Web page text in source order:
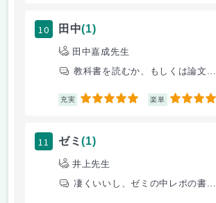
10 田中(1)
田中嘉成先生
教科書を読むか、もしくは論文...
充実 5 楽単 4
11 ゼミ(1)
井上先生
凄くいいし、ゼミの中レポの書...